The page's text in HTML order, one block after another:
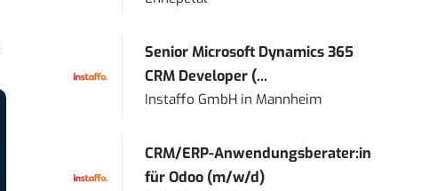
Senior Microsoft Dynamics 365
CRM Developer (...
Instaffo GmbH in Mannheim
CRM/ERP-Anwendungsberater:in
für Odoo (m/w/d)